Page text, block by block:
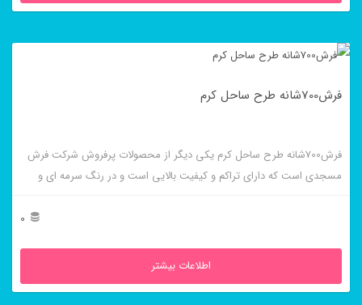
فرش700شانه طرح ساحل کرم
فرش700شانه طرح ساحل کرم یکی دیگر از محصولات پرفروش شرکت فرش
مسجدی است که دارای تراکم و کیفیت بالایی است و در رنگ سرمه ای و
0
اطلاعات بیشتر